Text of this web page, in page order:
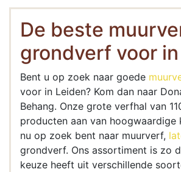
De beste
grondverf voor
Bent u op zoek naar goede
voor in Leiden? Kom dan naar
Behang. Onze grote verfhal van
producten aan van hoogwaardige
nu op zoek bent naar muurverf,
grondverf. Ons assortiment is zo
keuze heeft uit verschillende